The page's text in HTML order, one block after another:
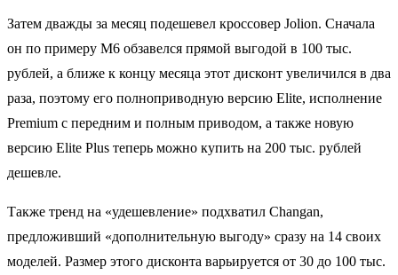
Затем дважды за месяц подешевел кроссовер Jolion. Сначала
он по примеру M6 обзавелся прямой выгодой в 100 тыс.
рублей, а ближе к концу месяца этот дисконт увеличился в два
раза, поэтому его полноприводную версию Elite, исполнение
Premium с передним и полным приводом, а также новую
версию Elite Plus теперь можно купить на 200 тыс. рублей
дешевле.
Также тренд на «удешевление» подхватил Changan,
предложивший «дополнительную выгоду» сразу на 14 своих
моделей. Размер этого дисконта варьируется от 30 до 100 тыс.